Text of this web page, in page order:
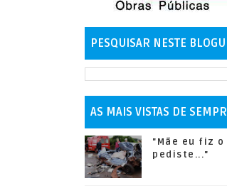
PESQUISAR NESTE
AS MAIS VISTAS DE
"Mãe eu fiz o
pediste..."